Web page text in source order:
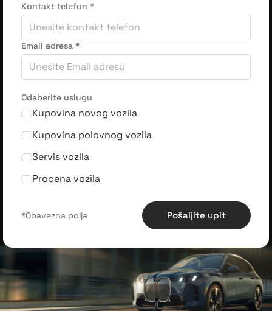
Kontakt telefon *
Email adresa *
Odaberite uslugu
Kupovina novog vozila
Kupovina polovnog vozila
Servis vozila
Procena vozila
Pošaljite upit